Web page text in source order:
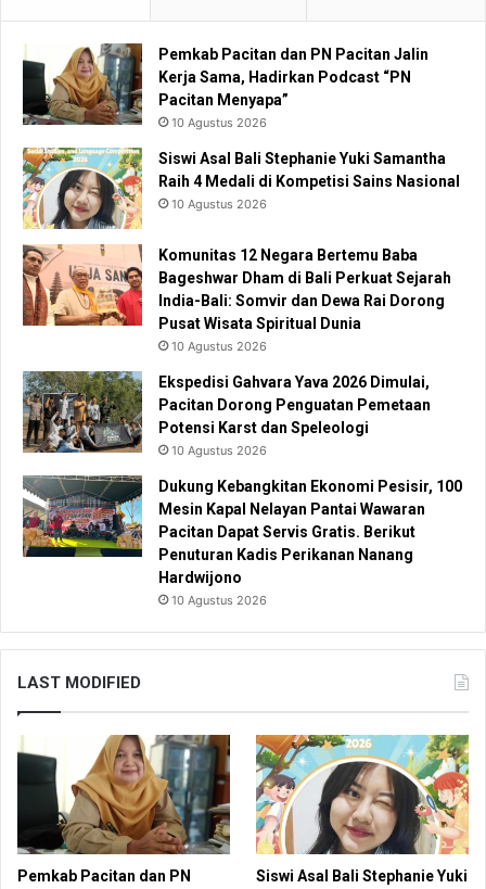
Pemkab Pacitan dan PN Pacitan Jalin
Kerja Sama, Hadirkan Podcast “PN
Pacitan Menyapa”
10 Agustus 2026
Siswi Asal Bali Stephanie Yuki Samantha
Raih 4 Medali di Kompetisi Sains Nasional
10 Agustus 2026
Komunitas 12 Negara Bertemu Baba
Bageshwar Dham di Bali Perkuat Sejarah
India-Bali: Somvir dan Dewa Rai Dorong
Pusat Wisata Spiritual Dunia
10 Agustus 2026
Ekspedisi Gahvara Yava 2026 Dimulai,
Pacitan Dorong Penguatan Pemetaan
Potensi Karst dan Speleologi
10 Agustus 2026
Dukung Kebangkitan Ekonomi Pesisir, 100
Mesin Kapal Nelayan Pantai Wawaran
Pacitan Dapat Servis Gratis. Berikut
Penuturan Kadis Perikanan Nanang
Hardwijono
10 Agustus 2026
LAST MODIFIED
Pemkab Pacitan dan PN
Siswi Asal Bali Stephanie Yuki